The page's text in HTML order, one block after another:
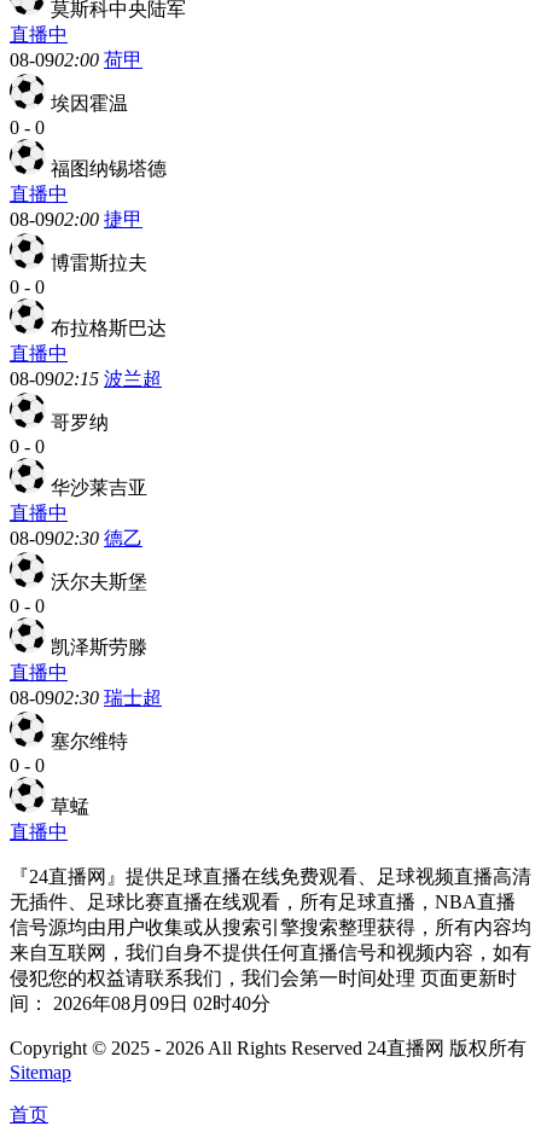
莫斯科中央陆军
直播中
08-0902:00 荷甲
埃因霍温
0 - 0
福图纳锡塔德
直播中
08-0902:00 捷甲
博雷斯拉夫
0 - 0
布拉格斯巴达
直播中
08-0902:15 波兰超
哥罗纳
0 - 0
华沙莱吉亚
直播中
08-0902:30 德乙
沃尔夫斯堡
0 - 0
凯泽斯劳滕
直播中
08-0902:30 瑞士超
塞尔维特
0 - 0
草蜢
直播中
『24直播网』提供足球直播在线免费观看、足球视频直播高清
无插件、足球比赛直播在线观看，所有足球直播，NBA直播
信号源均由用户收集或从搜索引擎搜索整理获得，所有内容均
来自互联网，我们自身不提供任何直播信号和视频内容，如有
侵犯您的权益请联系我们，我们会第一时间处理 页面更新时
间： 2026年08月09日 02时40分
Copyright © 2025 - 2026 All Rights Reserved 24直播网 版权所有
Sitemap
首页